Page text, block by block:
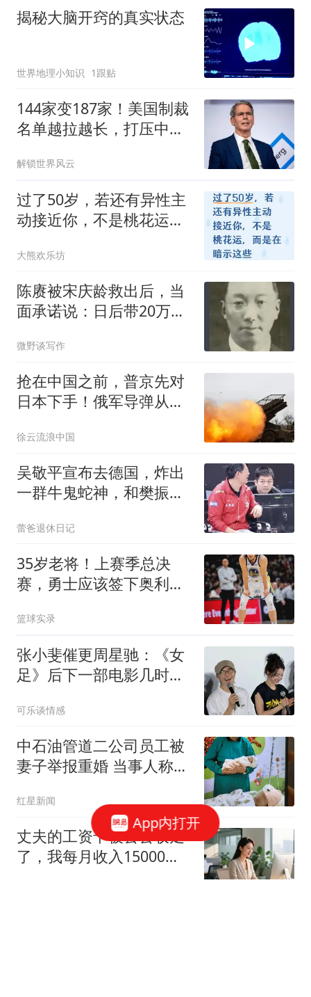
揭秘大脑开窍的真实状态
世界地理小知识 1跟贴
144家变187家！美国制裁
名单越拉越长，打压中国
解锁世界风云
过了50岁，若还有异性主
动接近你，不是桃花运，
大熊欢乐坊
陈赓被宋庆龄救出后，当
面承诺说：日后带20万大
微野谈写作
抢在中国之前，普京先对
日本下手！俄军导弹从天
徐云流浪中国
吴敬平宣布去德国，炸出
一群牛鬼蛇神，和樊振东
蕾爸退休日记
35岁老将！上赛季总决
赛，勇士应该签下奥利尼
篮球实录
张小斐催更周星驰：《女
足》后下一部电影几时开
了
可乐谈情感
中石油管道二公司员工被
妻子举报重婚 当事人称被
红星新闻
丈夫的工资卡被公公收走
了，我每月收入15000，
App内打开